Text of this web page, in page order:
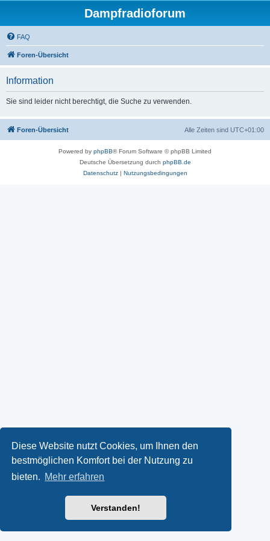
Diese Website nutzt Cookies, um Ihnen den
bestmöglichen Komfort bei der Nutzung zu
bieten. Mehr erfahren
Verstanden!
Dampfradioforum
FAQ
Foren-Übersicht
Information
Sie sind leider nicht berechtigt, die Suche zu verwenden.
Foren-Übersicht Alle Zeiten sind UTC+01:00
Powered by phpBB® Forum Software © phpBB Limited
Deutsche Übersetzung durch phpBB.de
Datenschutz| Nutzungsbedingungen